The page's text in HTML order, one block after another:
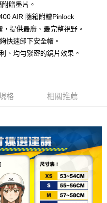
」（以下簡稱本公司）所提供，讓
服務，並由商店將買賣／分期付款
公司帳單繳交帳款。
灣大哥大進項蒐集、處理及利用，
之確認、核對及更正。
方視為交易完成。
費，但若您需要取消訂單，請聯絡
單仍視為有效，需透過AFTEE先享
之結帳頁面顯示為準，若有關於
support/home
料，並將交易相關給付款項請求債
人或監護人之同意方可使用
引起之損失，本公司不負相關責
個別帳號之用戶狀況，依本公司即
不足之情形，本公司將視審查結果
訊註冊。若發現惡意使用之情形，
之使用額度並採取法律行動。
運費
運費
贈墨片。
AIR 隨箱附贈Pinlock
提供最廣、最完整視野。
快速卸下安全帽。
、均勻緊密的鏡片效果。
格 相關推薦